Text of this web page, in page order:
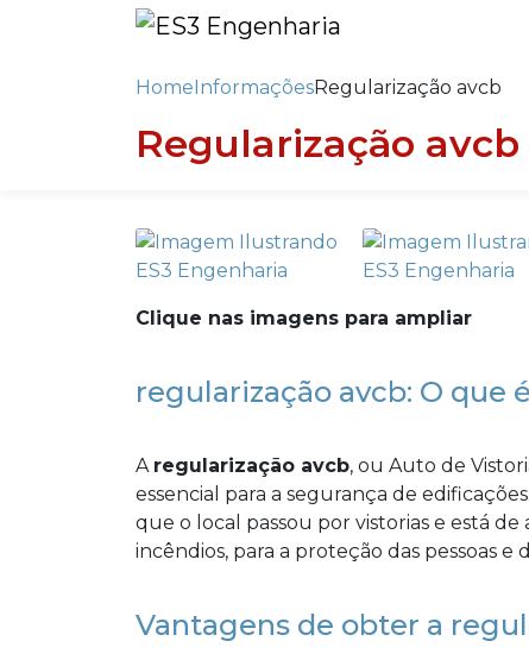
HomeInformaçõesRegularização avcb
Regularização avcb
Clique nas imagens para ampliar
regularização avcb: O que
A regularização avcb, ou Auto de
essencial para a segurança de
que o local passou por vistorias e está
incêndios, para a proteção das pessoas
Vantagens de obter a